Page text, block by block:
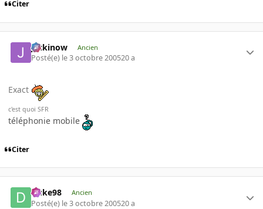
Citer
jackinow Ancien
Posté(e) le 3 octobre 200520 a
Exact
c'est quoi SFR
téléphonie mobile
Citer
Duke98 Ancien
Posté(e) le 3 octobre 200520 a